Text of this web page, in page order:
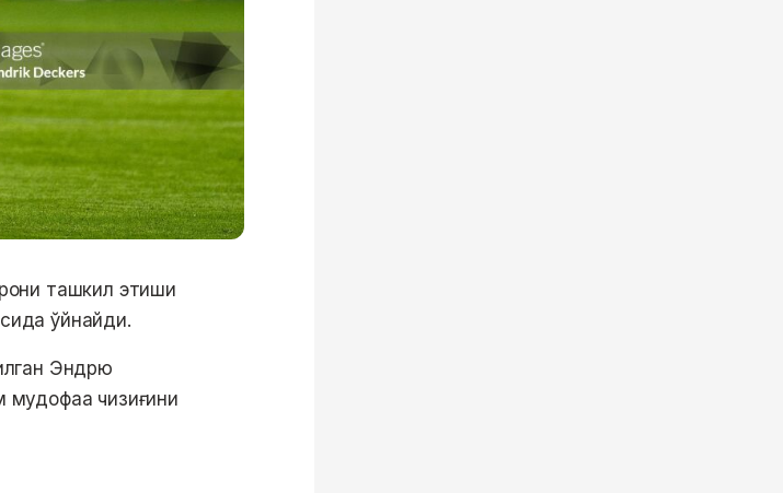
ташкил этиши
ўйнайди.
Эндрю
мудофаа чизиғини